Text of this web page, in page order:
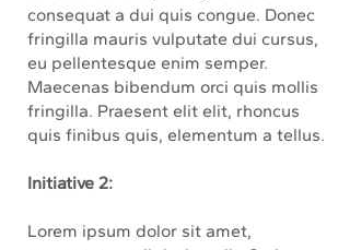
consequat a dui quis congue. Donec
fringilla mauris vulputate dui cursus,
eu pellentesque enim semper.
Maecenas bibendum orci quis mollis
fringilla. Praesent elit elit, rhoncus
quis finibus quis, elementum a tellus.
Initiative 2:
Lorem ipsum dolor sit amet,